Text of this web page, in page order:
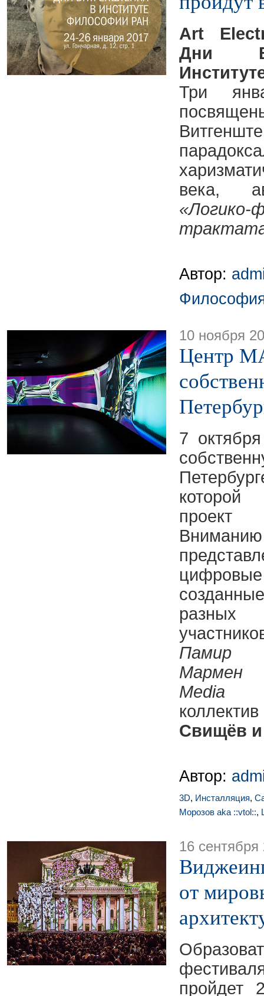
Art
Дни
Три
века,
«Логико-
Автор:
10 ноября
Центр
7
Памир
Мармен
коллектив
Свищёв
Автор:
3D, Инсталляция,
Морозов aka ::vtol::,
16 сентября
от
пройдет